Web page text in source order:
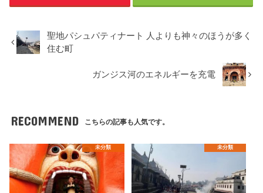
聖地パシュパティナート 人よりも神々のほうが多く
住む町
ガンジス河のエネルギーを充電
RECOMMEND こちらの記事も人気です。
未分類 未分類